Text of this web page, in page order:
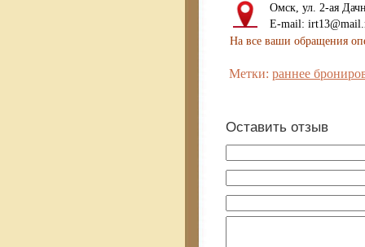
Омск, ул. 2-ая
E-mail:
На все ваши обращения
Метки: раннее
Оставить отзыв